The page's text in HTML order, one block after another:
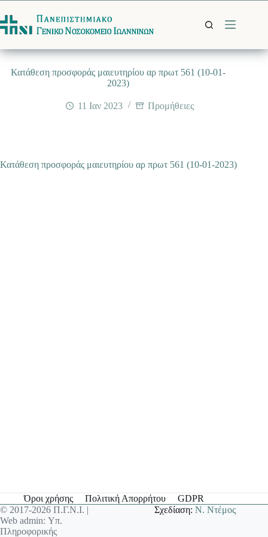
στο
περιεχόμενο
Κατάθεση προσφοράς μαιευτηρίου αρ πρωτ 561 (10-01-
2023)
11 Ιαν 2023 Προμήθειες
Κατάθεση προσφοράς μαιευτηρίου αρ πρωτ 561 (10-01-2023)
Όροι χρήσης Πολιτική Απορρήτου
GDPR
© 2017-2026 Π.Γ.Ν.Ι. |
Web admin: Υπ.
Πληροφορικής
Σχεδίαση:Ν. Ντέμος